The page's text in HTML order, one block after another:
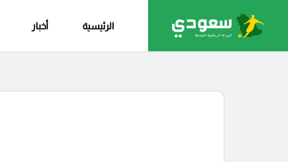
الرئيسية أخبار